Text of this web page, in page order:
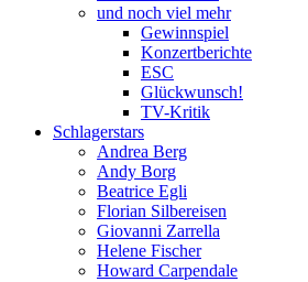
und noch viel mehr
Gewinnspiel
Konzertberichte
ESC
Glückwunsch!
TV-Kritik
Schlagerstars
Andrea Berg
Andy Borg
Beatrice Egli
Florian Silbereisen
Giovanni Zarrella
Helene Fischer
Howard Carpendale